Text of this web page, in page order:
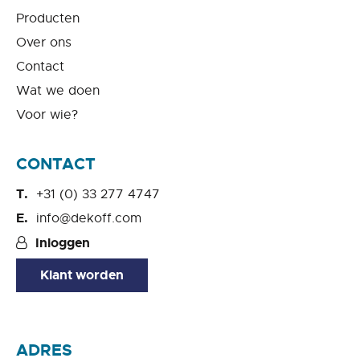
Producten
Over ons
Contact
Wat we doen
Voor wie?
CONTACT
+31 (0) 33 277 4747
info@dekoff.com
Inloggen
Klant worden
ADRES